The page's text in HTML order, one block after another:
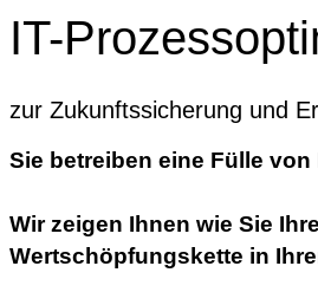
IT-
zur Zukunftssicherung und
Sie betreiben eine Fülle
Wir zeigen Ihnen wie Sie
Wertschöpfungskette in